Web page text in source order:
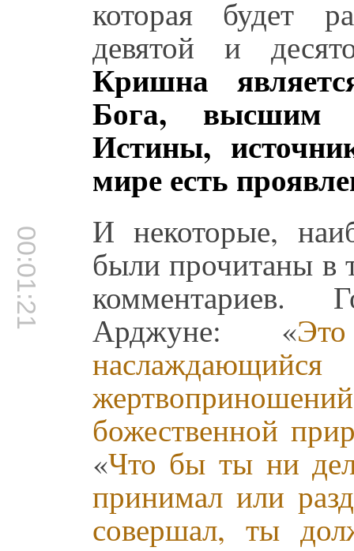
которая будет
девятой и
Кришна
Бога, высшим
Истины,
мире есть
00:01:21 И некоторые,
были прочитаны в
комментариев.
Арджуне: «
божественной
«Что бы ты ни
принимал или
совершал, ты